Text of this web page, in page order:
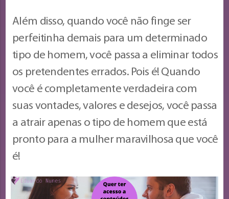
Além disso, quando você não finge ser
perfeitinha demais para um determinado
tipo de homem, você passa a eliminar todos
os pretendentes errados. Pois é! Quando
você é completamente verdadeira com
suas vontades, valores e desejos, você passa
a atrair apenas o tipo de homem que está
pronto para a mulher maravilhosa que você
é!